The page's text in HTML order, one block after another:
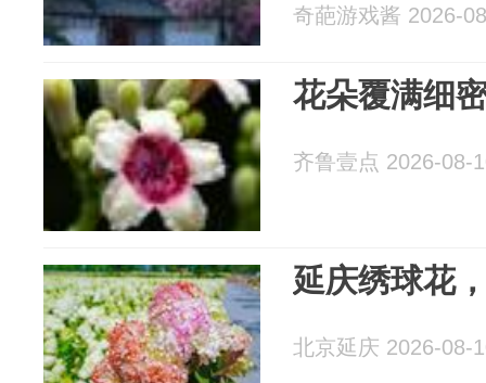
奇葩游戏酱 2026-
花朵覆满细
齐鲁壹点 2026-08-
延庆绣球花
北京延庆 2026-08-